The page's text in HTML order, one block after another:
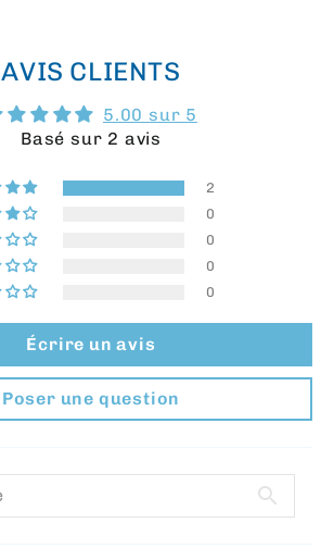
AVIS CLIENTS
5.00 sur 5
Basé sur 2 avis
2
0
0
0
0
Écrire un avis
Poser une question